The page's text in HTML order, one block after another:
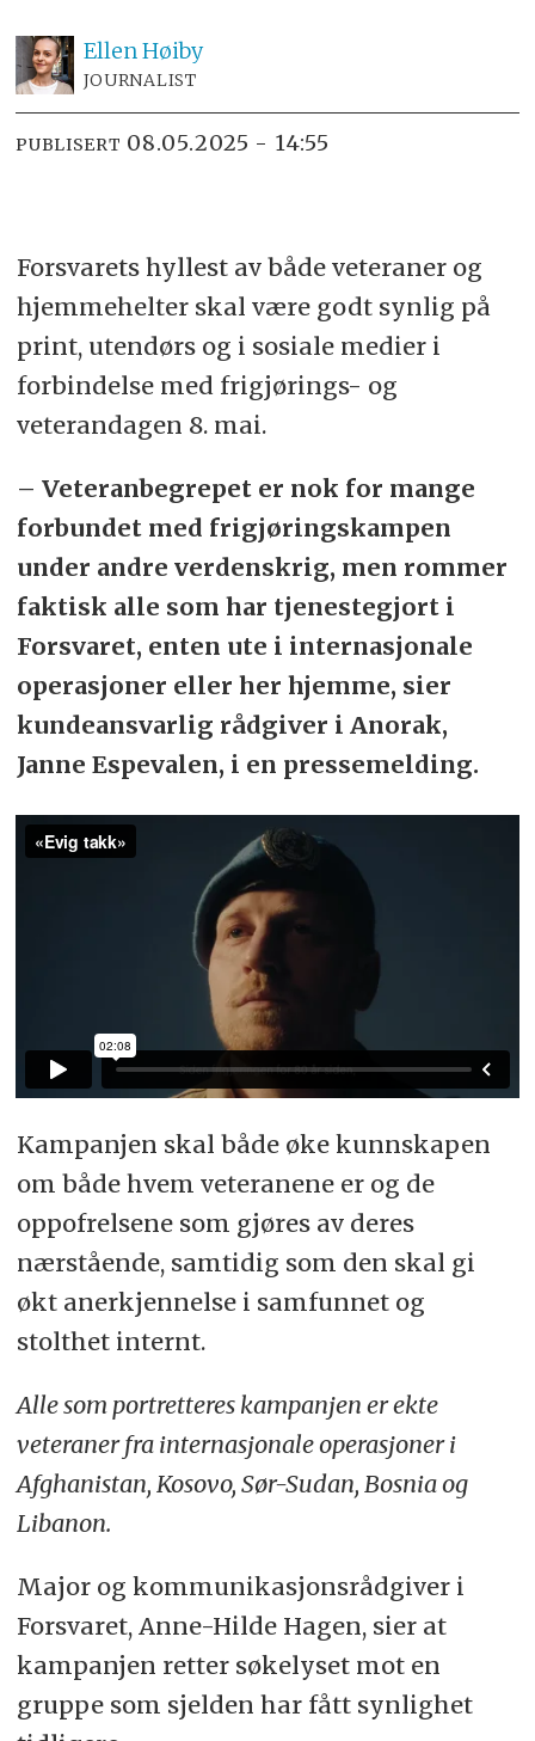
EllenHøiby
JOURNALIST
PUBLISERT 08.05.2025 - 14:55
Forsvarets hyllest av både veteraner og
hjemmehelter skal være godt synlig på
print, utendørs og i sosiale medier i
forbindelse med frigjørings- og
veterandagen 8. mai.
– Veteranbegrepet er nok for mange
forbundet med frigjøringskampen
under andre verdenskrig, men rommer
faktisk alle som har tjenestegjort i
Forsvaret, enten ute i internasjonale
operasjoner eller her hjemme, sier
kundeansvarlig rådgiver i Anorak,
Janne Espevalen, i en pressemelding.
Kampanjen skal både øke kunnskapen
om både hvem veteranene er og de
oppofrelsene som gjøres av deres
nærstående, samtidig som den skal gi
økt anerkjennelse i samfunnet og
stolthet internt.
Alle som portretteres kampanjen er ekte
veteraner fra internasjonale operasjoner i
Afghanistan, Kosovo, Sør-Sudan, Bosnia og
Libanon.
Major og kommunikasjonsrådgiver i
Forsvaret, Anne-Hilde Hagen, sier at
kampanjen retter søkelyset mot en
gruppe som sjelden har fått synlighet